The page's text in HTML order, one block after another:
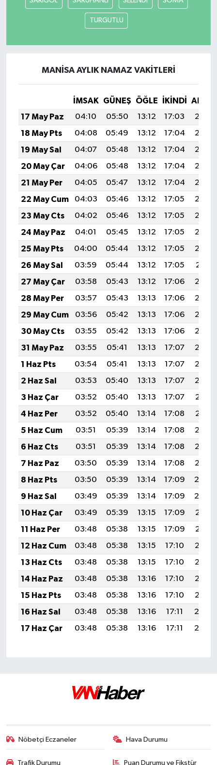
TURGUTLU
MANİSA AYLIK NAMAZ VAKITLERI
İMSAK GÜNEŞ ÖĞLE İKINDI
17 May Paz
04:10 05:50 13:12 17:03
20:23
18 May Pts
04:08 05:49 13:12 17:04
20:24
19 May Sal
04:07 05:48 13:12 17:04
20:25
20 May Çar
04:06 05:48 13:12 17:04
20:26
21 May Per
04:05 05:47 13:12 17:04
20:27
22 May Cum
04:03 05:46 13:12 17:05
20:28
23 May Cts
04:02 05:46 13:12 17:05
20:28
24 May Paz
04:01 05:45 13:12 17:05
20:29
25 May Pts
04:00 05:44 13:12 17:05
20:30
26 May Sal
03:59 05:44 13:12 17:05
20:31
27 May Çar
03:58 05:43 13:12 17:06
20:32
28 May Per
03:57 05:43 13:13 17:06
20:32
29 May Cum
03:56 05:42 13:13 17:06
20:33
30 May Cts
03:55 05:42 13:13 17:06
20:34
31 May Paz
03:55 05:41 13:13 17:07
20:35
1 Haz Pts
03:54 05:41 13:13 17:07
20:35
2 Haz Sal
03:53 05:40 13:13 17:07
20:36
3 Haz Çar
03:52 05:40 13:13 17:07
20:37
4 Haz Per
03:52 05:40 13:14 17:08
20:37
5 Haz Cum
03:51 05:39 13:14 17:08
20:38
6 Haz Cts
03:51 05:39 13:14 17:08
20:39
7 Haz Paz
03:50 05:39 13:14 17:08
20:39
8 Haz Pts
03:50 05:39 13:14 17:09
20:40
9 Haz Sal
03:49 05:39 13:14 17:09
20:40
10 Haz Çar
03:49 05:39 13:15 17:09
20:41
11 Haz Per
03:48 05:38 13:15 17:09
20:41
12 Haz Cum
03:48 05:38 13:15 17:10
20:42
13 Haz Cts
03:48 05:38 13:15 17:10
20:42
14 Haz Paz
03:48 05:38 13:16 17:10
20:43
15 Haz Pts
03:48 05:38 13:16 17:10
20:43
16 Haz Sal
03:48 05:38 13:16 17:11
20:44
17 Haz Çar
03:48 05:38 13:16 17:11 20:44
Nöbetçi Eczaneler Hava Durumu
Trafik Durumu Puan Durumu ve Fikstür